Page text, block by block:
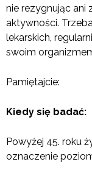
nie rezygnując ani
aktywności.
lekarskich,
swoim
Pamiętajcie:
Kiedy się badać:
Powyżej 45. roku
oznaczenie